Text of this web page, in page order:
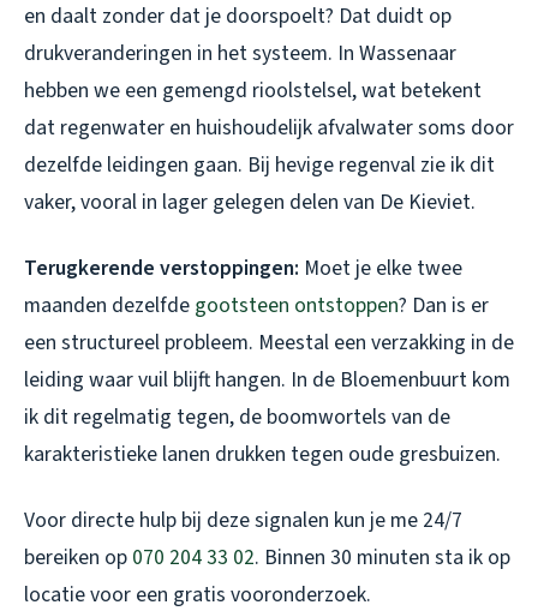
en daalt zonder dat je doorspoelt? Dat duidt op
drukveranderingen in het systeem. In Wassenaar
hebben we een gemengd rioolstelsel, wat betekent
dat regenwater en huishoudelijk afvalwater soms door
dezelfde leidingen gaan. Bij hevige regenval zie ik dit
vaker, vooral in lager gelegen delen van De Kieviet.
Terugkerende verstoppingen: Moet je elke twee
maanden dezelfde gootsteen ontstoppen? Dan is er
een structureel probleem. Meestal een verzakking in de
leiding waar vuil blijft hangen. In de Bloemenbuurt kom
ik dit regelmatig tegen, de boomwortels van de
karakteristieke lanen drukken tegen oude gresbuizen.
Voor directe hulp bij deze signalen kun je me 24/7
bereiken op 070 204 33 02. Binnen 30 minuten sta ik op
locatie voor een gratis vooronderzoek.